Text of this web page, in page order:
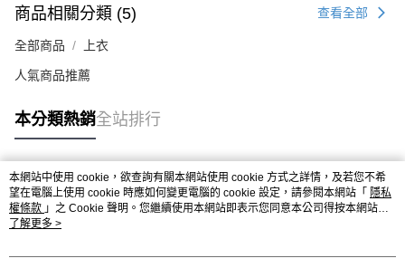
商品相關分類 (5) 查看全部
全部商品 上衣
人氣商品推薦
本分類熱銷全站排行
熱門標籤
本網站中使用 cookie，欲查詢有關本網站使用 cookie 方式之詳情，及若您不希
望在電腦上使用 cookie 時應如何變更電腦的 cookie 設定，請參閱本網站「 隱私
權條款 」之 Cookie 聲明。您繼續使用本網站即表示您同意本公司得按本網站使
用條款之 Cookie 聲明使用 cookie。
了解更多 >